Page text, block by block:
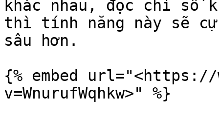
khác nhau, đọc chỉ số
thì tính năng này sẽ
sâu hơn.
{% embed url="<https://
v=WnurufWqhkw>" %}